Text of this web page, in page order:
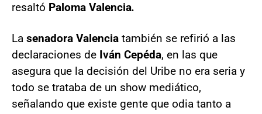
resaltó Paloma Valencia.
La senadora Valencia también se refirió a las
declaraciones de Iván Cepéda, en las que
asegura que la decisión del Uribe no era seria y
todo se trataba de un show mediático,
señalando que existe gente que odia tanto a